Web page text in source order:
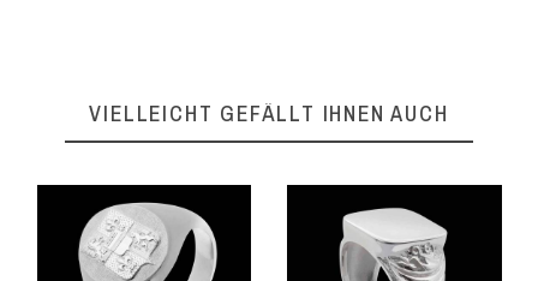
VIELLEICHT GEFÄLLT IHNEN AUCH